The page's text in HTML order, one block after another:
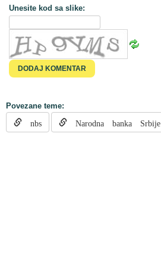
Unesite kod sa slike:
Povezane teme:
nbs Narodna banka Srbije